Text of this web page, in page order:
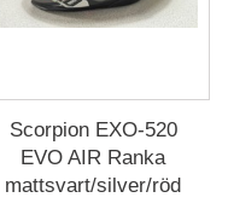
Scorpion EXO-520
EVO AIR Ranka
mattsvart/silver/röd